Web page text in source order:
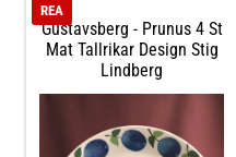
Gustavsberg - Prunus 4 St
Mat Tallrikar Design Stig
Lindberg
REA